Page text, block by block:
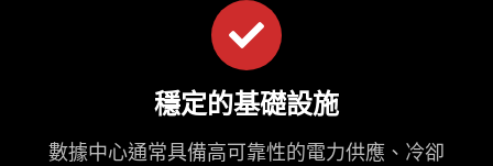
穩定的基礎設施
數據中心通常具備高可靠性的電力供應、冷卻